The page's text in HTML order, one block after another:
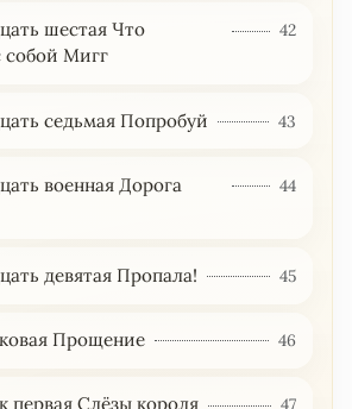
шестая Что
собой Мигг
42
седьмая Попробуй 43
военная Дорога
44
девятая Пропала! 45
Прощение 46
первая Слёзы короля